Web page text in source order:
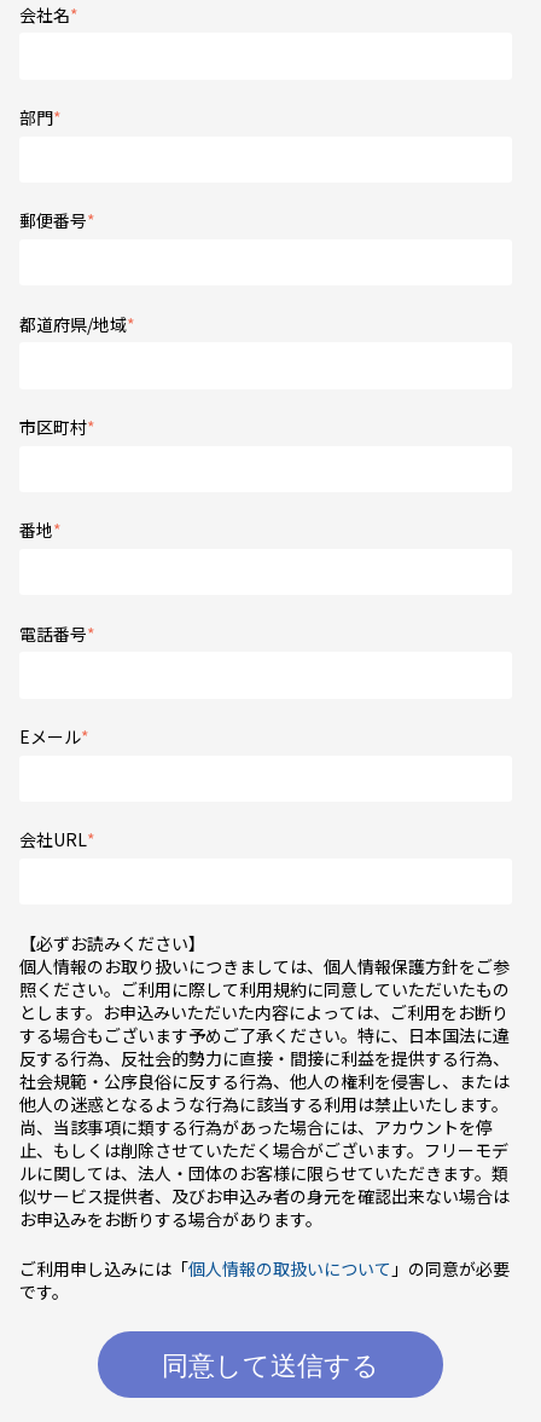
会社名*
部門*
郵便番号*
都道府県/地域*
市区町村*
番地*
電話番号*
Eメール*
会社URL*
【必ずお読みください】
個人情報のお取り扱いにつきましては、個人情報保護方針をご参
照ください。ご利用に際して利用規約に同意していただいたもの
とします。お申込みいただいた内容によっては、ご利用をお断り
する場合もございます予めご了承ください。特に、日本国法に違
反する行為、反社会的勢力に直接・間接に利益を提供する行為、
社会規範・公序良俗に反する行為、他人の権利を侵害し、または
他人の迷惑となるような行為に該当する利用は禁止いたします。
尚、当該事項に類する行為があった場合には、アカウントを停
止、もしくは削除させていただく場合がございます。フリーモデ
ルに関しては、法人・団体のお客様に限らせていただきます。類
似サービス提供者、及びお申込み者の身元を確認出来ない場合は
お申込みをお断りする場合があります。
ご利用申し込みには「個人情報の取扱いについて 」の同意が必要
です。